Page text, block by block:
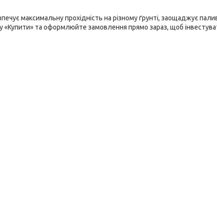
максимальну прохідність на різному ґрунті, заощаджує
«Купити» та оформлюйте замовлення прямо зараз, щоб